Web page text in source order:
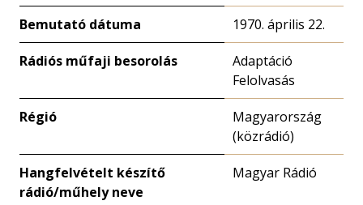
Bemutató dátuma 1970. április 22.
Rádiós műfaji besorolás
Adaptáció
Felolvasás
Régió
Magyarország
(közrádió)
Hangfelvételt készítő
rádió/műhely neve
Magyar Rádió